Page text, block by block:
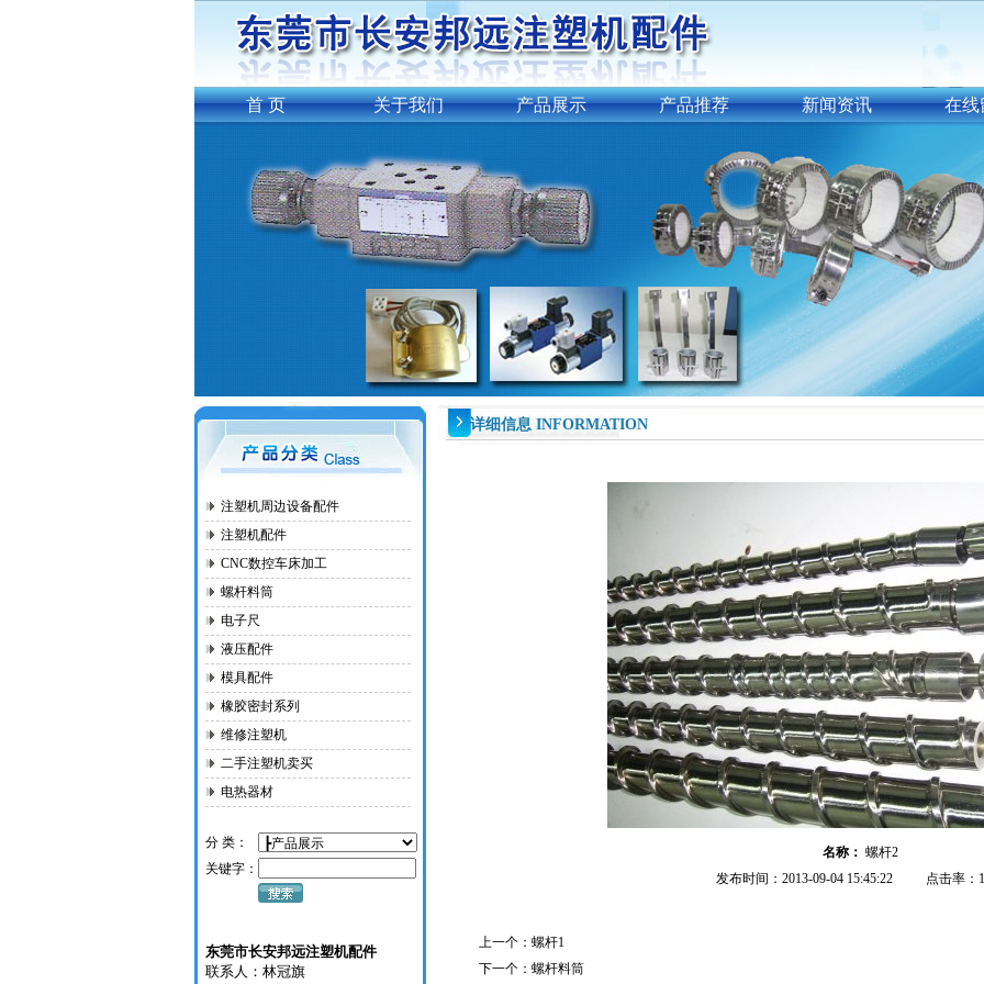
首 页 关于我们 产品展示 产品推荐 新闻资讯 在线
注塑机周边设备配件
注塑机配件
CNC数控车床加工
螺杆料筒
电子尺
液压配件
模具配件
橡胶密封系列
维修注塑机
二手注塑机卖买
电热器材
分 类：
关键字：
东莞市长安邦远注塑机配件
联系人：林冠旗
详细信息 INFORMATION
名称： 螺杆2
发布时间：2013-09-04 15:45:22
点击率：
上一个： 螺杆1
下一个： 螺杆料筒